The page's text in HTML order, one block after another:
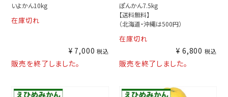
いよかん10kg
在庫切れ
¥ 7,000 税込
販売を終了しました。
ぽんかん7.5kg
【送料無料】
（北海道・沖縄は500円）
在庫切れ
¥ 6,800 税込
販売を終了しました。